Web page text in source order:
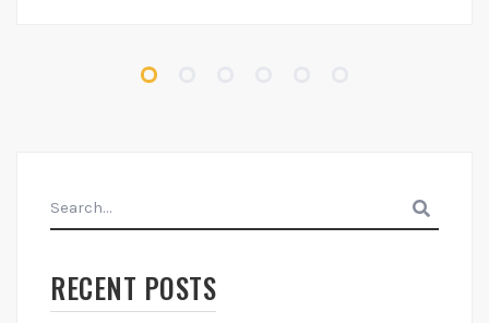
search
RECENT POSTS